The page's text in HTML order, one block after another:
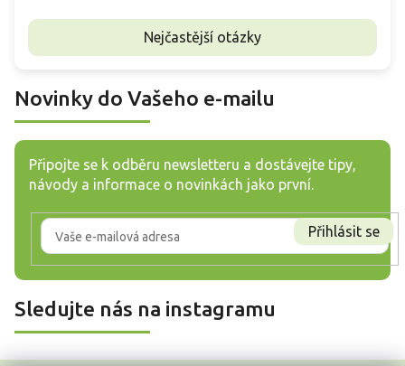
Nejčastější otázky
Novinky do Vašeho e-mailu
Připojte se k odběru newsletteru a dostávejte tipy,
návody a informace o novinkách jako první.
Přihlásit se
Sledujte nás na instagramu